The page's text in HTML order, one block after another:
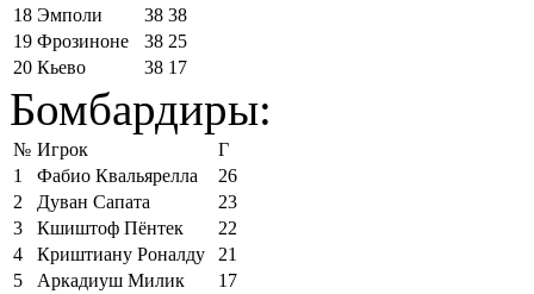
18 Эмполи 38 38
19 Фрозиноне 38 25
20 Кьево 38 17
Бомбардиры:
№ Игрок
Г
1
Фабио Квальярелла
26
2
Дуван Сапата
23
3
Кшиштоф Пёнтек
22
4
Криштиану Роналду
21
5
Аркадиуш Милик
17